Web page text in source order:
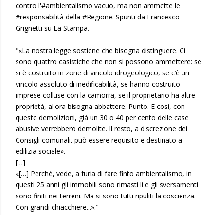
contro l'#ambientalismo vacuo, ma non ammette le
#responsabilità della #Regione. Spunti da Francesco
Grignetti su La Stampa.
"«La nostra legge sostiene che bisogna distinguere. Ci
sono quattro casistiche che non si possono ammettere: se
si è costruito in zone di vincolo idrogeologico, se c’è un
vincolo assoluto di inedificabilità, se hanno costruito
imprese colluse con la camorra, se il proprietario ha altre
proprietà, allora bisogna abbattere. Punto. E così, con
queste demolizioni, già un 30 o 40 per cento delle case
abusive verrebbero demolite. Il resto, a discrezione dei
Consigli comunali, può essere requisito e destinato a
edilizia sociale».
[…]
«[…] Perché, vede, a furia di fare finto ambientalismo, in
questi 25 anni gli immobili sono rimasti lì e gli sversamenti
sono finiti nei terreni. Ma si sono tutti ripuliti la coscienza.
Con grandi chiacchiere...»."